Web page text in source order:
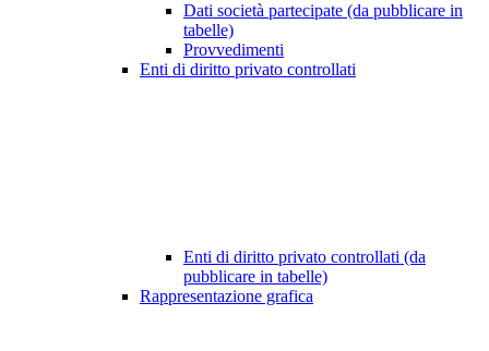
Dati società partecipate (da pubblicare in
tabelle)
Provvedimenti
Enti di diritto privato controllati
Enti di diritto privato controllati (da
pubblicare in tabelle)
Rappresentazione grafica